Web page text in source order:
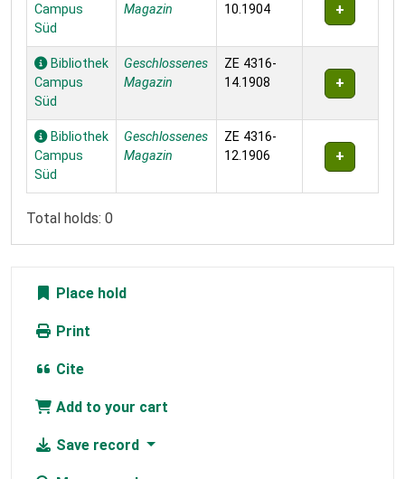
Campus
Süd
Magazin
10.1904
Bibliothek
Campus
Süd
Geschlossenes
Magazin
ZE 4316-
14.1908
Bibliothek
Campus
Süd
Geschlossenes
Magazin
ZE 4316-
12.1906
Total holds: 0
Place hold
Print
Cite
Add to your cart
Save record